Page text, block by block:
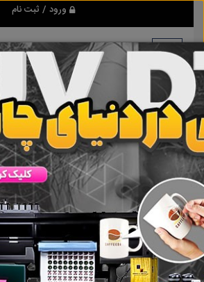
ورود / ثبت نام
برنامه اندروید
مرجع نیازمندیهای ابزار و یراق
دانلود
ابزاریراق رونیکس نتایج جستجو برای برچسب